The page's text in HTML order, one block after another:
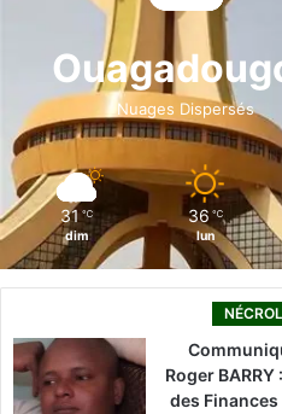
o
k
i
n
Nuages Dispersés
31 ℃
dim
36 ℃
lun
Roger
des